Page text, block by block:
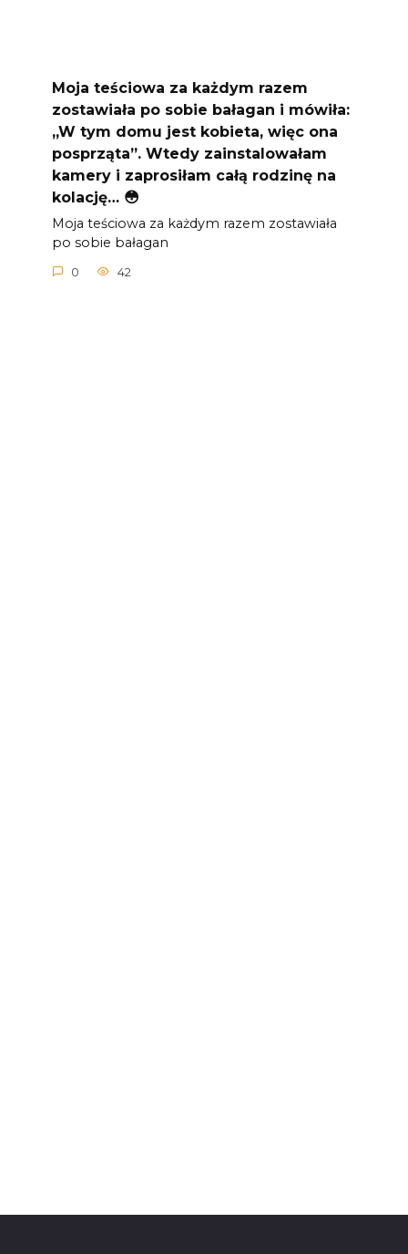
Moja teściowa za każdym razem
zostawiała po sobie bałagan i mówiła:
„W tym domu jest kobieta, więc ona
posprząta”. Wtedy zainstalowałam
kamery i zaprosiłam całą rodzinę na
kolację… 😳
Moja teściowa za każdym razem zostawiała
po sobie bałagan
0 42